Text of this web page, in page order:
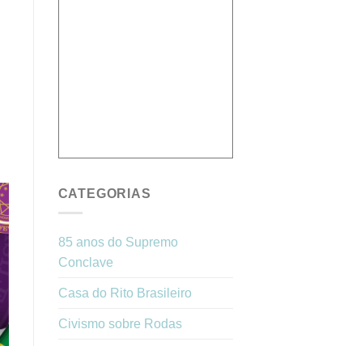
CATEGORIAS
85 anos do Supremo
Conclave
Casa do Rito Brasileiro
Civismo sobre Rodas